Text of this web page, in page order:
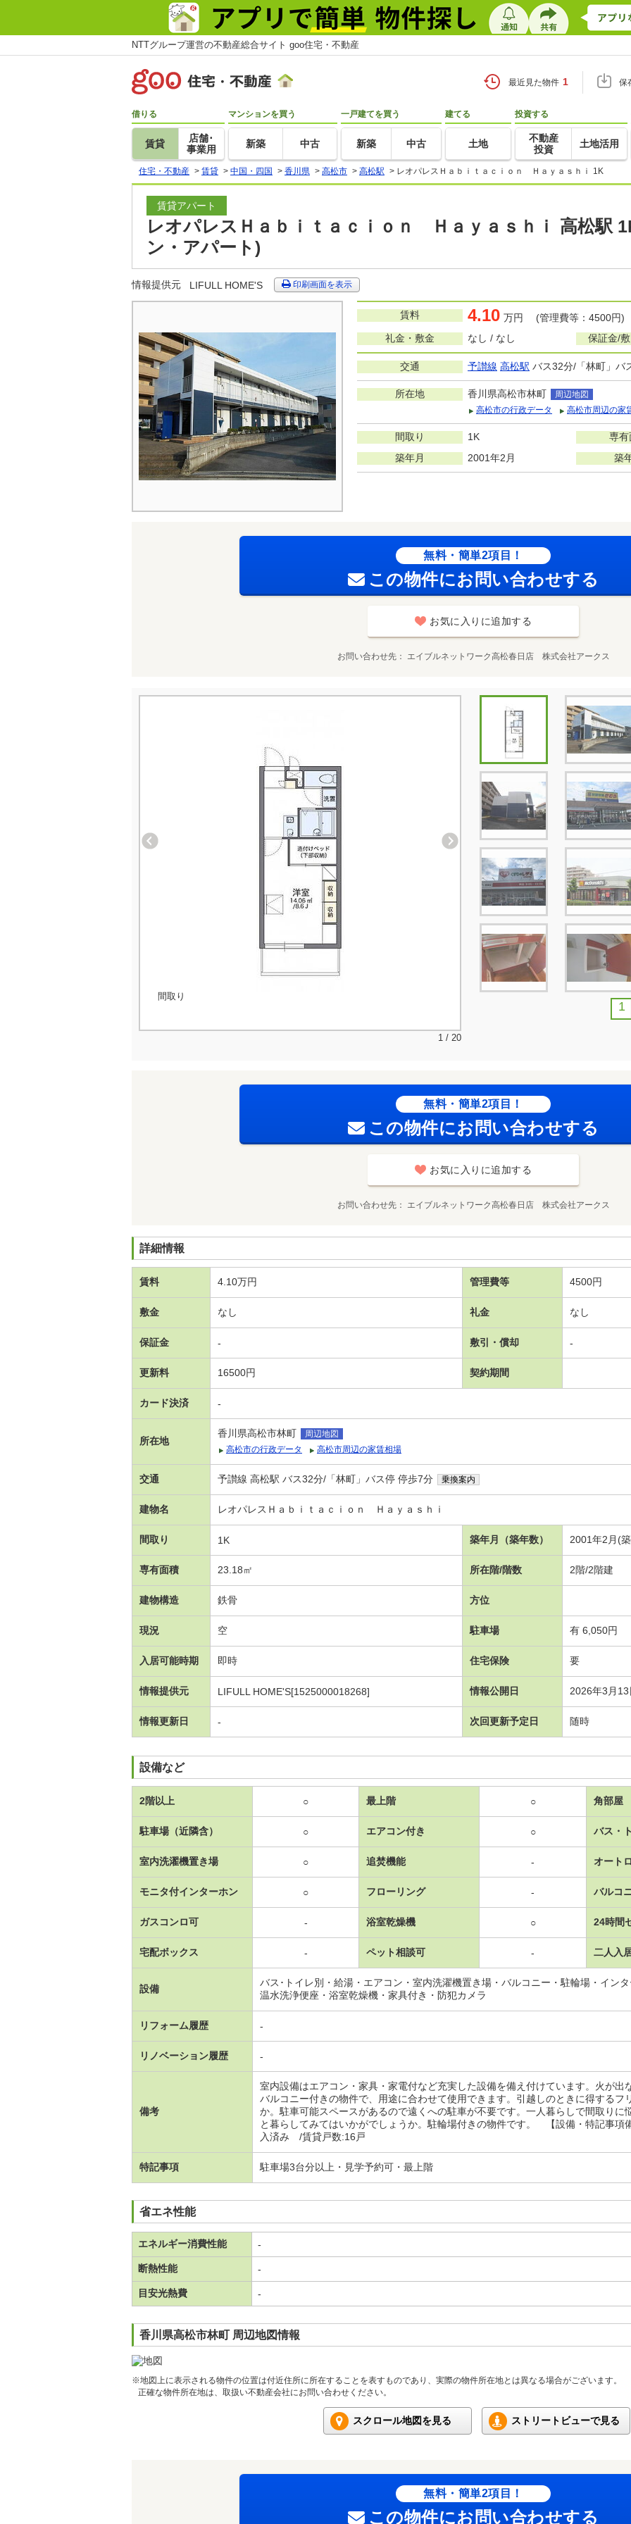
NTTグループ運営の不動産総合サイト goo住宅・不動産
最近見た物件 1 保
借りる
賃貸
店舗･
事業用
マンションを買う
新築 中古
一戸建てを買う
新築 中古
建てる
土地
投資する
不動産
投資
土地活用
住宅・不動産 > 賃貸 > 中国・四国 > 香川県 > 高松市 > 高松駅 > レオパレスＨａｂｉｔａｃｉｏｎ Ｈａｙａｓｈｉ 1K
賃貸アパート
レオパレスＨａｂｉｔａｃｉｏｎ Ｈａｙａｓｈｉ 高松駅
ン・アパート)
情報提供元 LIFULL HOME'S 印刷画面を表示
賃料 4.10 万円 (管理費等：4500円)
礼金・敷金
なし / なし 保証金/
交通 予讃線 高松駅 バス32分/「林町」バ
所在地 香川県高松市林町
周辺地図
高松市の行政データ
高松市周辺の家
間取り 1K 専有
築年月 2001年2月 築
無料・簡単2項目！
この物件にお問い合わせする
お気に入りに追加する
お問い合わせ先 エイブルネットワーク高松春日店 株式会社アークス
間取り
1 / 20
1
無料・簡単2項目！
この物件にお問い合わせする
お気に入りに追加する
お問い合わせ先 エイブルネットワーク高松春日店 株式会社アークス
詳細情報
賃料 4.10万円 管理費等 4500円
敷金 なし 礼金 なし
保証金 - 敷引・償却 -
更新料 16500円 契約期間
カード決済 -
所在地
香川県高松市林町
周辺地図
高松市の行政データ
高松市周辺の家賃相場
交通 予讃線 高松駅 バス32分/「林町」バス停 停歩7分 乗換案内
建物名 レオパレスＨａｂｉｔａｃｉｏｎ Ｈａｙａｓｈｉ
間取り 1K 築年月（築年数） 2001年2月(
専有面積 23.18㎡ 所在階/階数 2階/2階建
建物構造 鉄骨 方位
現況 空 駐車場 有 6,050円
入居可能時期 即時 住宅保険 要
情報提供元 LIFULL HOME'S[1525000018268] 情報公開日 2026年3月13
情報更新日 - 次回更新予定日 随時
設備など
2階以上 ○ 最上階 ○ 角部屋
駐車場（近隣含） ○ エアコン付き ○ バス・
室内洗濯機置き場 ○ 追焚機能 - オート
モニタ付インターホン ○ フローリング - バルコ
ガスコンロ可 - 浴室乾燥機 ○ 24時間
宅配ボックス - ペット相談可 - 二人入
設備
バス･トイレ別・給湯・エアコン・室内洗濯機置き場・バルコニー・駐輪場・イン
温水洗浄便座・浴室乾燥機・家具付き・防犯カメラ
リフォーム履歴 -
リノベーション履歴 -
備考
室内設備はエアコン・家具・家電付など充実した設備を備え付けています。火が出
バルコニー付きの物件で、用途に合わせて使用できます。引越しのときに得するフ
か。駐車可能スペースがあるので遠くへの駐車が不要です。一人暮らしで間取りに
と暮らしてみてはいかがでしょうか。駐輪場付きの物件です。 【設備・特記事項
入済み /賃貸戸数:16戸
特記事項 駐車場3台分以上・見学予約可・最上階
省エネ性能
エネルギー消費性能 -
断熱性能 -
目安光熱費 -
香川県高松市林町 周辺地図情報
※地図上に表示される物件の位置は付近住所に所在することを表すものであり、実際の物件所在地とは異なる場合がございます。
正確な物件所在地は、取扱い不動産会社にお問い合わせください。
スクロール地図を見る ストリートビューで見る
無料・簡単2項目！
この物件にお問い合わせする